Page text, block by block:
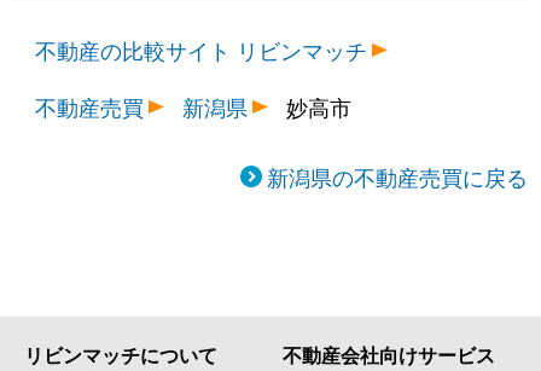
不動産の比較サイト リビンマッチ
不動産売買
新潟県 妙高市
新潟県の不動産売買に戻る
リビンマッチについて 不動産会社向けサービス